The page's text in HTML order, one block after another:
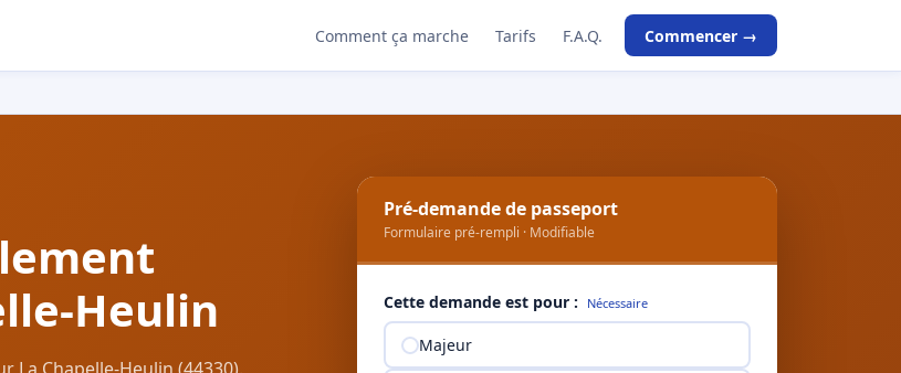
Comment ça marche Tarifs F.A.Q. Commencer →
Heulin
Pré-demande de passeport
Formulaire pré-rempli · Modifiable
Cette demande est pour : Nécessaire
Majeur